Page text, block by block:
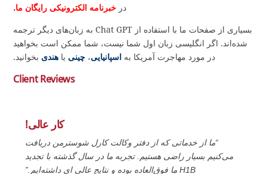
در خبرنامه الکترونیکی رایگان ما.
بسیاری از صفحات ما با استفاده از Chat GPT به زبان‌های دیگر ترجمه
شده‌اند. اگر انگلیسی زبان اول شما نیست، شما ممکن است بخواهید
در مورد مهاجرت آمریکا به اسپانیایی، چینی یا هندی بخوانید.
Client Reviews